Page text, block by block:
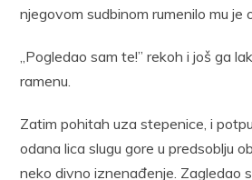
njegovom sudbinom rumenilo mu je
„Pogledao sam te!” rekoh i još ga
ramenu.
Zatim pohitah uza stepenice, i
odana lica slugu gore u predsoblju
neko divno iznenađenje. Zagledao